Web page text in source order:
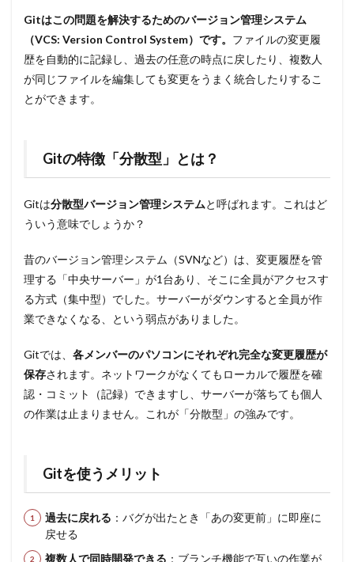
Gitはこの問題を解決するためのバージョン管理システム
（VCS: Version Control System）です。 ファイルの変更履
歴を自動的に記録し、過去の任意の時点に戻したり、複数人
が同じファイルを編集しても変更をうまく統合したりするこ
とができます。
Gitの特徴「分散型」とは？
Gitは分散型バージョン管理システムと呼ばれます。これはど
ういう意味でしょうか？
昔のバージョン管理システム（SVNなど）は、変更履歴を管
理する「中央サーバー」が1台あり、そこに全員がアクセスす
る方式（集中型）でした。サーバーがダウンすると全員が作
業できなくなる、という弱点がありました。
Gitでは、 各メンバーのパソコンにそれぞれ完全な変更履歴が
保存されます。ネットワークがなくてもローカルで履歴を確
認・コミット（記録）できますし、サーバーが落ちても個人
の作業は止まりません。これが「分散型」の強みです。
Gitを使うメリット
過去に戻れる ：バグが出たとき「あの変更前」に即座に
戻せる
複数人で同時開発できる ：ブランチ機能で互いの作業が